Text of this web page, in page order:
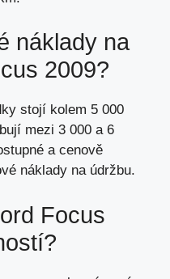
náklady na
2009?
stojí kolem 5 000
mezi 3 000 a 6
a cenově
náklady na údržbu.
Focus